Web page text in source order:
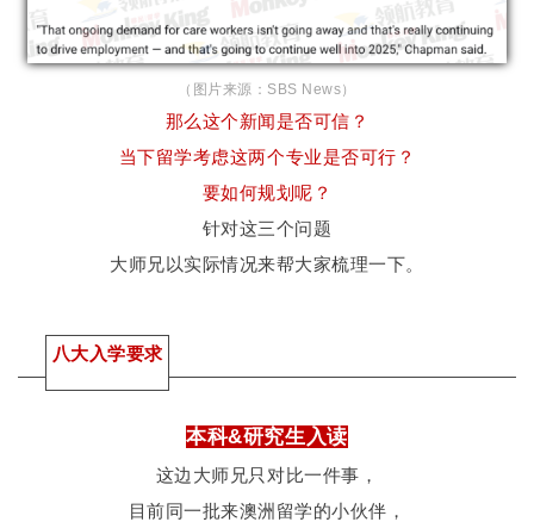
（图片来源：SBS News）
那么这个新闻是否可信？
当下留学考虑这两个专业是否可行？
要如何规划呢？
针对这三个问题
大师兄以实际情况来帮大家梳理一下。
八大入学要求
本科&研究生入读
这边大师兄只对比一件事，
目前同一批来澳洲留学的小伙伴，